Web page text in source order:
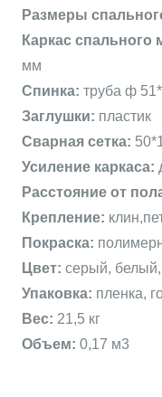
Размеры
Каркас спального
мм
Спинка: труба ф
Заглушки: пластик
Сварная сетка:
Усиление каркаса:
Расстояние от
Крепление:
Покраска:
Цвет: серый,
Упаковка: пленка,
Вес: 21,5 кг
Объем: 0,17 м3